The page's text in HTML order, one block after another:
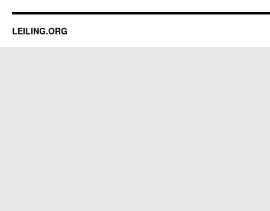
LEILING.ORG